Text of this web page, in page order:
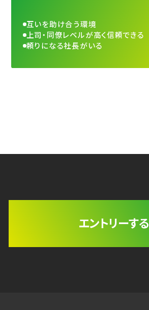
互いを助け合う環境
上司・同僚レベルが高く信頼できる
頼りになる社長がいる
エントリーする